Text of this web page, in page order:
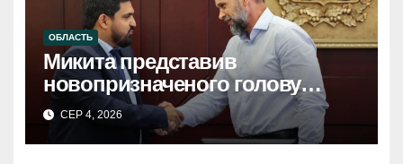
ОБЛАСТЬ
Микита представив
новопризначеного голову
Київської ОДАМикита
представив: новий голова
Київської ОДА.
СЕР 4, 2026